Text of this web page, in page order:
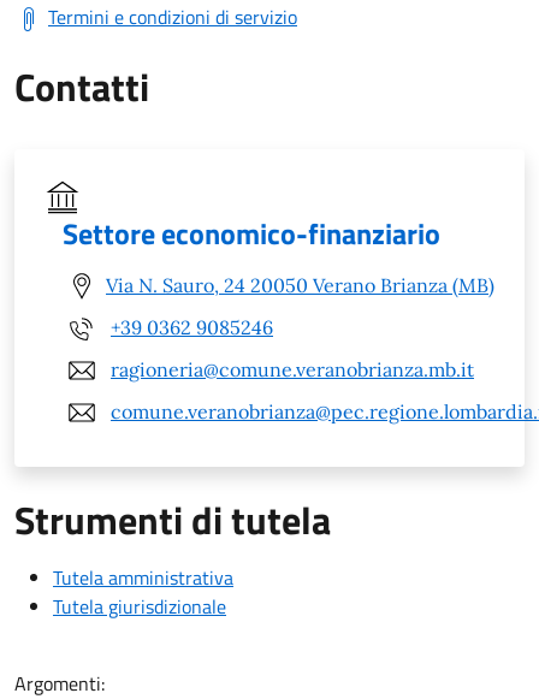
Termini e condizioni di servizio
Contatti
Settore economico-finanziario
Via N. Sauro, 24 20050 Verano Brianza (MB)
+39 0362 9085246
ragioneria@comune.veranobrianza.mb.it
Strumenti di tutela
Tutela amministrativa
Tutela giurisdizionale
Argomenti: